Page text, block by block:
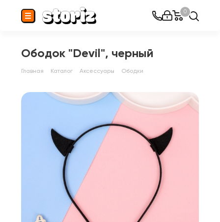
0
Ободок "Devil", черный
Главная Каталог Аксессуары Ободки